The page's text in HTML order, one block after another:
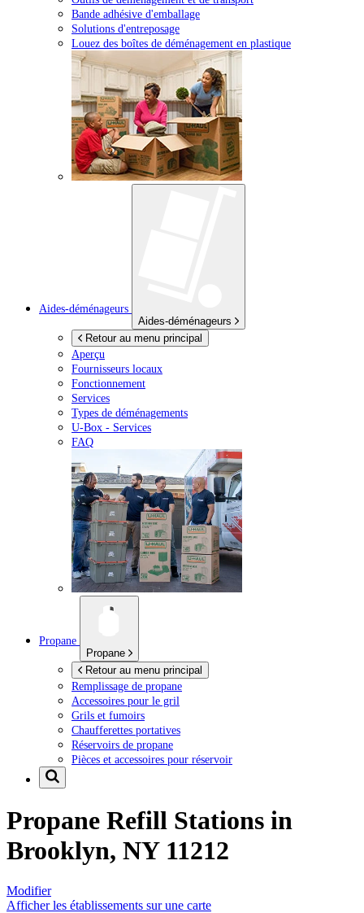
Bande adhésive d'emballage
Solutions d'entreposage
Louez des boîtes de déménagement en plastique
Aides-déménageurs
Aides-déménageurs
Retour au menu principal
Aperçu
Fournisseurs locaux
Fonctionnement
Services
Types de déménagements
U-Box - Services
FAQ
Propane
Propane
Retour au menu principal
Remplissage de propane
Accessoires pour le gril
Grils et fumoirs
Chaufferettes portatives
Réservoirs de propane
Pièces et accessoires pour réservoir
Propane Refill Stations in
Brooklyn, NY 11212
Modifier
Afficher les établissements sur une carte